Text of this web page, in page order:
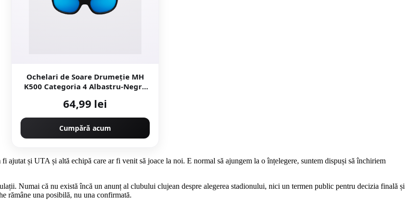
Ochelari de Soare Drumeție MH
K500 Categoria 4 Albastru-Negru
64,99 lei
Cumpără acum
ajutat și UTA și altă echipă care ar fi venit să joace la noi. E normal să ajungem la o înțelegere, suntem dispuși să închiriem
Numai că nu există încă un anunț al clubului clujean despre alegerea stadionului, nici un termen public pentru decizia finală și
rămâne una posibilă, nu una confirmată.